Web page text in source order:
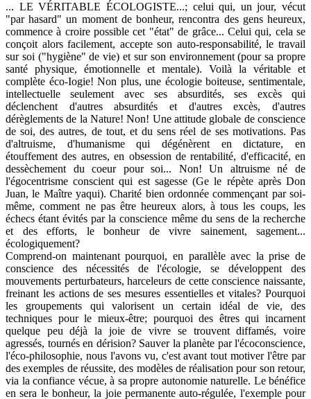
... LE VÉRITABLE ÉCOLOGISTE...; celui qui, un jour, vécut
"par hasard" un moment de bonheur, rencontra des gens heureux,
commence à croire possible cet "état" de grâce... Celui qui, cela se
conçoit alors facilement, accepte son auto-responsabilité, le travail
sur soi ("hygiène" de vie) et sur son environnement (pour sa propre
santé physique, émotionnelle et mentale). Voilà la véritable et
complète éco-Iogie! Non plus, une écologie boiteuse, sentimentale,
intellectuelle seulement avec ses absurdités, ses excès qui
déclenchent d'autres absurdités et d'autres excès, d'autres
dérèglements de la Nature! Non! Une attitude globale de conscience
de soi, des autres, de tout, et du sens réel de ses motivations. Pas
d'altruisme, d'humanisme qui dégénèrent en dictature, en
étouffement des autres, en obsession de rentabilité, d'efficacité, en
dessèchement du coeur pour soi... Non! Un altruisme né de
l'égocentrisme conscient qui est sagesse (Ge le répète après Don
Juan, le Maître yaqui). Charité bien ordonnée commençant par soi-
même, comment ne pas être heureux alors, à tous les coups, les
échecs étant évités par la conscience même du sens de la recherche
et des efforts, le bonheur de vivre sainement, sagement...
écologiquement?
Comprend-on maintenant pourquoi, en parallèle avec la prise de
conscience des nécessités de l'écologie, se développent des
mouvements perturbateurs, harceleurs de cette conscience naissante,
freinant les actions de ses mesures essentielles et vitales? Pourquoi
les groupements qui valorisent un certain idéal de vie, des
techniques pour le mieux-être; pourquoi des êtres qui incarnent
quelque peu déjà la joie de vivre se trouvent diffamés, voire
agressés, tournés en dérision? Sauver la planète par l'écoconscience,
l'éco-philosophie, nous l'avons vu, c'est avant tout motiver l'être par
des exemples de réussite, des modèles de réalisation pour son retour,
via la confiance vécue, à sa propre autonomie naturelle. Le bénéfice
en sera le bonheur, la joie permanente auto-régulée, l'exemple pour